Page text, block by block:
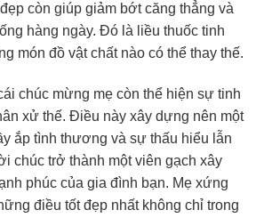
còn giúp giảm bớt căng thẳng và
hàng ngày. Đó là liều thuốc tinh
món đồ vật chất nào có thể thay thế.
chúc mừng mẹ còn thể hiện sự tinh
xử thế. Điều này xây dựng nên một
ắp tình thương và sự thấu hiểu lẫn
chúc trở thành một viên gạch xây
phúc của gia đình bạn. Mẹ xứng
điều tốt đẹp nhất không chỉ trong